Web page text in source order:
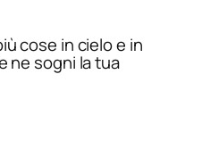
cose in cielo e in
ne sogni la tua